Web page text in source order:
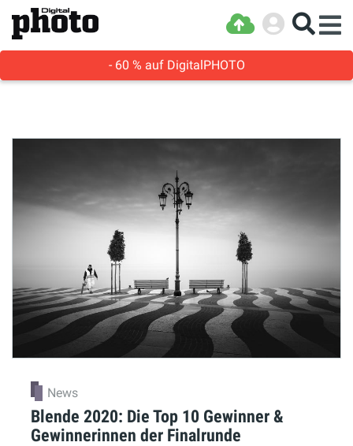
- 60 % auf DigitalPHOTO
News
Blende 2020: Die Top 10 Gewinner &
Gewinnerinnen der Finalrunde